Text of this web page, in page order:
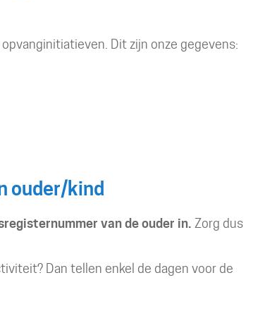
Dit zijn onze gegevens:
ouder/kind
van de ouder in. Zorg dus
Dan tellen enkel de dagen voor de